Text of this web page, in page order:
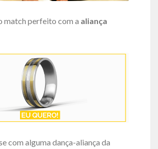
match perfeito com a aliança
com alguma dança-aliança da